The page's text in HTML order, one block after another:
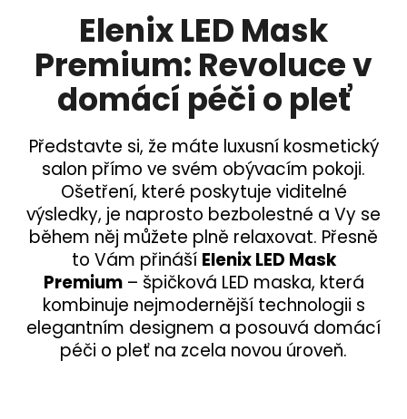
Elenix LED Mask
Premium: Revoluce v
domácí péči o pleť
Představte si, že máte luxusní kosmetický
salon přímo ve svém obývacím pokoji.
Ošetření, které poskytuje viditelné
výsledky, je naprosto bezbolestné a Vy se
během něj můžete plně relaxovat. Přesně
to Vám přináší Elenix LED Mask
Premium– špičková LED maska, která
kombinuje nejmodernější technologii s
elegantním designem a posouvá domácí
péči o pleť na zcela novou úroveň.